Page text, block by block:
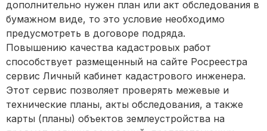
дополнительно нужен план или акт обследования в
бумажном виде, то это условие необходимо
предусмотреть в договоре подряда.
Повышению качества кадастровых работ
способствует размещенный на сайте Росреестра
сервис Личный кабинет кадастрового инженера.
Этот сервис позволяет проверять межевые и
технические планы, акты обследования, а также
карты (планы) объектов землеустройства на